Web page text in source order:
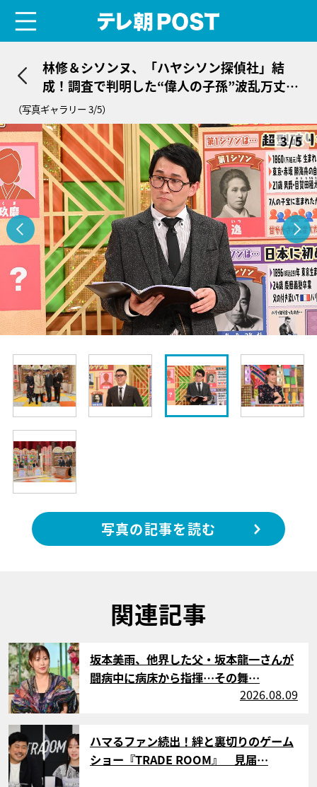
林修＆シソンヌ、「ハヤシソン探偵社」結
成！調査で判明した“偉人の子孫”波乱万丈の
人生
（写真ギャラリー 3/5）
3/5
写真の記事を読む
関連記事
サムネイル
坂本美雨、他界した父・坂本龍一さんが
闘病中に病床から指揮…その舞…
2026.08.09
サムネイル
ハマるファン続出！絆と裏切りのゲーム
ショー『TRADE ROOM』 見届…